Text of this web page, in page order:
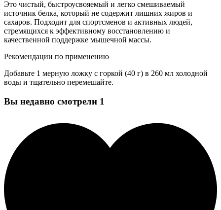
Это чистый, быстроусвояемый и легко смешиваемый
источник белка, который не содержит лишних жиров и
сахаров. Подходит для спортсменов и активных людей,
стремящихся к эффективному восстановлению и
качественной поддержке мышечной массы.
Рекомендации по применению
Добавьте 1 мерную ложку с горкой (40 г) в 260 мл холодной
воды и тщательно перемешайте.
Вы недавно смотрели 1